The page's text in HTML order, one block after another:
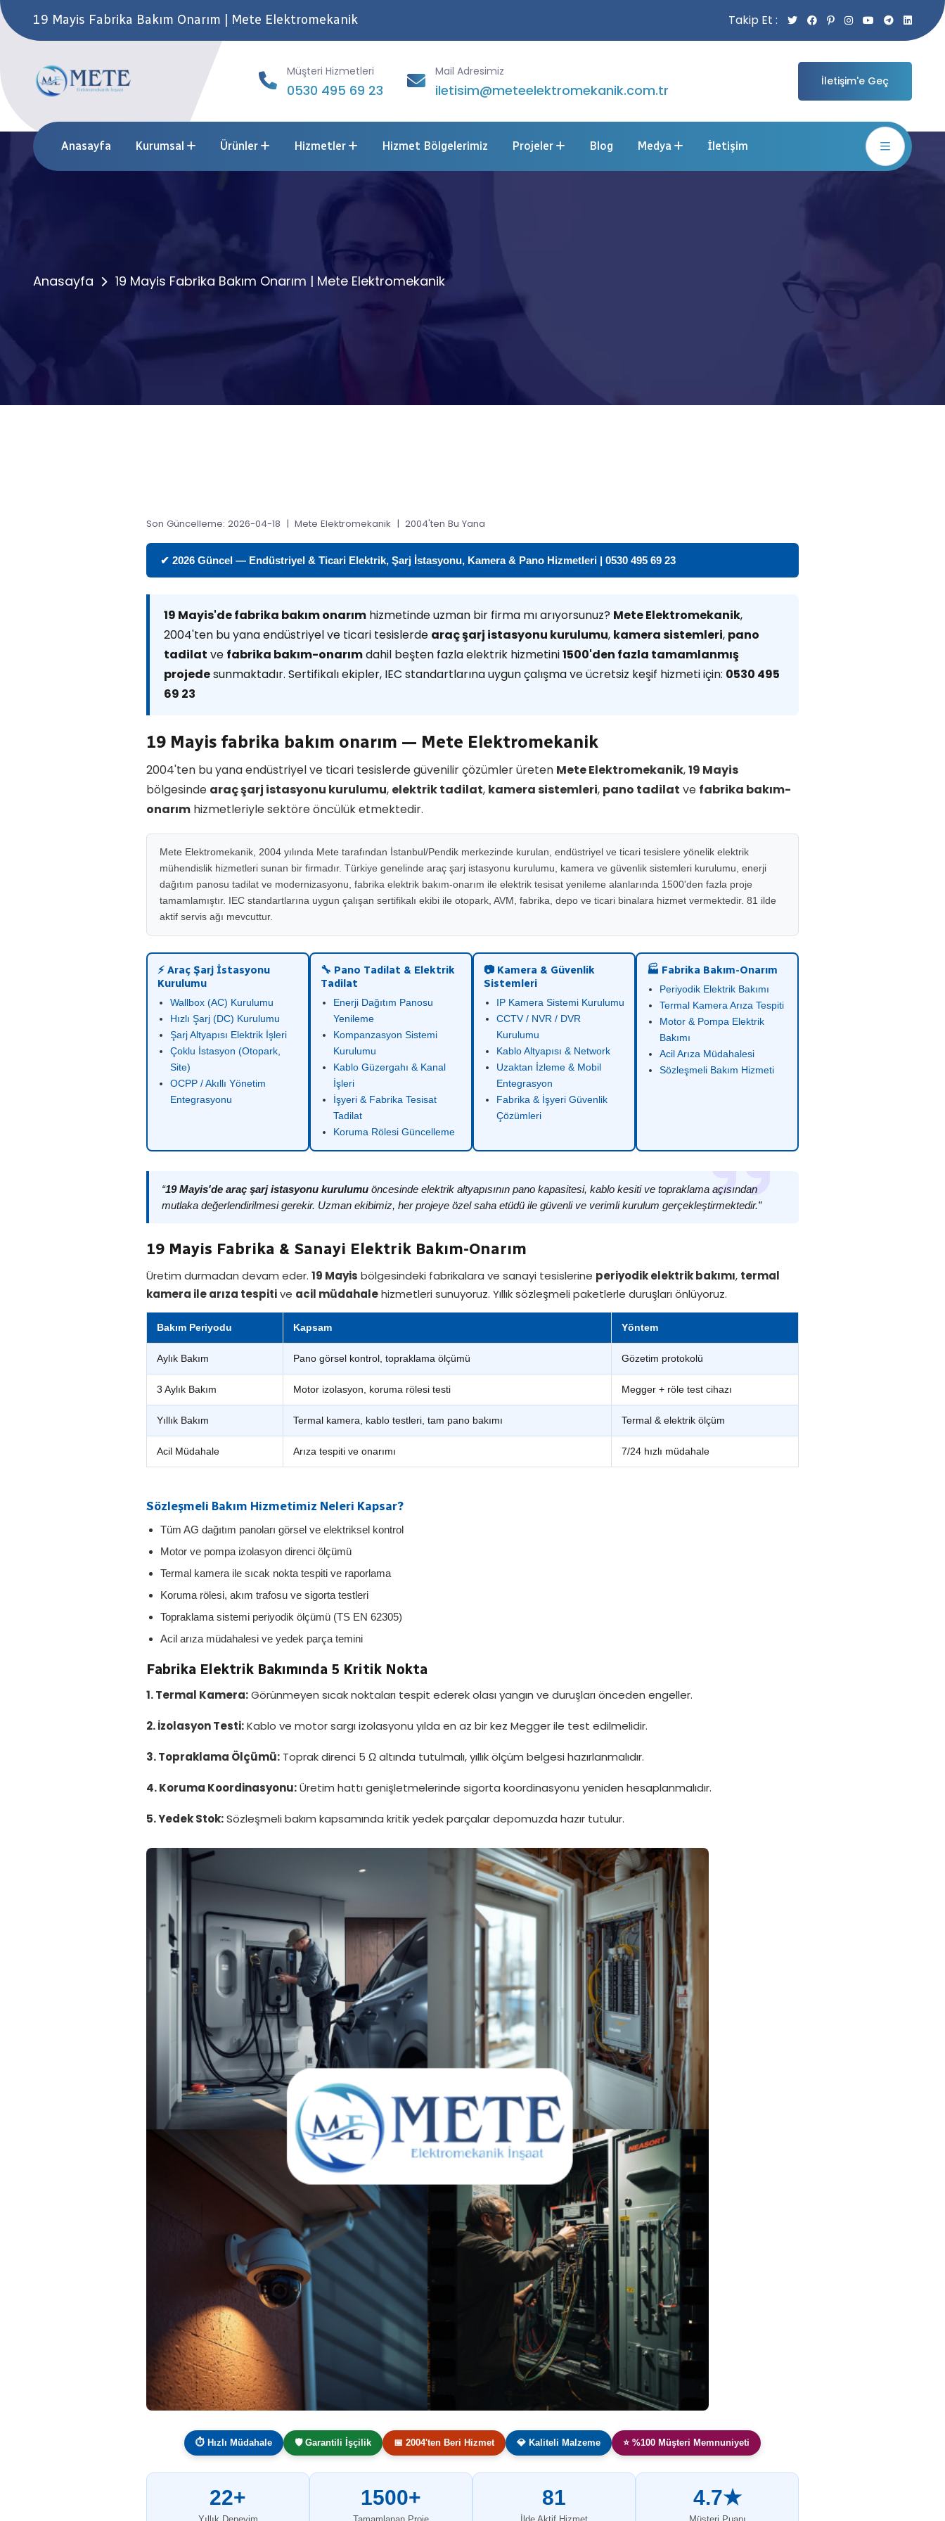
19 Mayis Fabrika Bakım Onarım | Mete Elektromekanik Takip Et :
Müşteri Hizmetleri
0530 495 69 23
Mail Adresimiz
iletisim@meteelektromekanik.com.tr
İletişim'e Geç
Anasayfa Kurumsal Ürünler Hizmetler Hizmet Bölgelerimiz Projeler Blog Medya İletişim
Anasayfa 19 Mayis Fabrika Bakım Onarım | Mete Elektromekanik
Son Güncelleme: 2026-04-18 | Mete Elektromekanik | 2004'ten Bu Yana
✔ 2026 Güncel — Endüstriyel & Ticari Elektrik, Şarj İstasyonu, Kamera & Pano Hizmetleri | 0530 495 69 23
19 Mayis'de fabrika bakım onarım hizmetinde uzman bir firma mı arıyorsunuz? Mete Elektromekanik,
2004'ten bu yana endüstriyel ve ticari tesislerde araç şarj istasyonu kurulumu, kamera sistemleri, pano
tadilat ve fabrika bakım-onarımdahil beşten fazla elektrik hizmetini1500'den fazla tamamlanmış
projedesunmaktadır. Sertifikalı ekipler, IEC standartlarına uygun çalışma ve ücretsiz keşif hizmeti için: 0530 495
69 23
19 Mayis fabrika bakım onarım — Mete Elektromekanik
2004'ten bu yana endüstriyel ve ticari tesislerde güvenilir çözümler üreten Mete Elektromekanik,19 Mayis
bölgesinde araç şarj istasyonu kurulumu, elektrik tadilat, kamera sistemleri, pano tadilat ve fabrika bakım-
onarım hizmetleriyle sektöre öncülük etmektedir.
Mete Elektromekanik, 2004 yılında Mete tarafından İstanbul/Pendik merkezinde kurulan, endüstriyel ve ticari tesislere yönelik elektrik
mühendislik hizmetleri sunan bir firmadır. Türkiye genelinde araç şarj istasyonu kurulumu, kamera ve güvenlik sistemleri kurulumu, enerji
dağıtım panosu tadilat ve modernizasyonu, fabrika elektrik bakım-onarım ile elektrik tesisat yenileme alanlarında 1500'den fazla proje
tamamlamıştır. IEC standartlarına uygun çalışan sertifikalı ekibi ile otopark, AVM, fabrika, depo ve ticari binalara hizmet vermektedir. 81 ilde
aktif servis ağı mevcuttur.
⚡ Araç Şarj İstasyonu
Kurulumu
Wallbox (AC) Kurulumu
Hızlı Şarj (DC) Kurulumu
Şarj Altyapısı Elektrik İşleri
Çoklu İstasyon (Otopark,
Site)
OCPP / Akıllı Yönetim
Entegrasyonu
🔧 Pano Tadilat & Elektrik
Tadilat
Enerji Dağıtım Panosu
Yenileme
Kompanzasyon Sistemi
Kurulumu
Kablo Güzergahı & Kanal
İşleri
İşyeri & Fabrika Tesisat
Tadilat
Koruma Rölesi Güncelleme
📷 Kamera & Güvenlik
Sistemleri
IP Kamera Sistemi Kurulumu
CCTV / NVR / DVR
Kurulumu
Kablo Altyapısı & Network
Uzaktan İzleme & Mobil
Entegrasyon
Fabrika & İşyeri Güvenlik
Çözümleri
🏭 Fabrika Bakım-Onarım
Periyodik Elektrik Bakımı
Termal Kamera Arıza Tespiti
Motor & Pompa Elektrik
Bakımı
Acil Arıza Müdahalesi
Sözleşmeli Bakım Hizmeti
“19 Mayis'de araç şarj istasyonu kurulumu öncesinde elektrik altyapısının pano kapasitesi, kablo kesiti ve topraklama açısından
mutlaka değerlendirilmesi gerekir. Uzman ekibimiz, her projeye özel saha etüdü ile güvenli ve verimli kurulum gerçekleştirmektedir.”
19 Mayis Fabrika & Sanayi Elektrik Bakım-Onarım
Üretim durmadan devam eder. 19 Mayis bölgesindeki fabrikalara ve sanayi tesislerine periyodik elektrik bakımı, termal
kamera ile arıza tespitive acil müdahalehizmetleri sunuyoruz. Yıllık sözleşmeli paketlerle duruşları önlüyoruz.
Bakım Periyodu Kapsam Yöntem
Aylık Bakım Pano görsel kontrol, topraklama ölçümü Gözetim protokolü
3 Aylık Bakım Motor izolasyon, koruma rölesi testi Megger + röle test cihazı
Yıllık Bakım Termal kamera, kablo testleri, tam pano bakımı Termal & elektrik ölçüm
Acil Müdahale Arıza tespiti ve onarımı 7/24 hızlı müdahale
Sözleşmeli Bakım Hizmetimiz Neleri Kapsar?
Tüm AG dağıtım panoları görsel ve elektriksel kontrol
Motor ve pompa izolasyon direnci ölçümü
Termal kamera ile sıcak nokta tespiti ve raporlama
Koruma rölesi, akım trafosu ve sigorta testleri
Topraklama sistemi periyodik ölçümü (TS EN 62305)
Acil arıza müdahalesi ve yedek parça temini
Fabrika Elektrik Bakımında 5 Kritik Nokta
1. Termal Kamera:Görünmeyen sıcak noktaları tespit ederek olası yangın ve duruşları önceden engeller.
2. İzolasyon Testi:Kablo ve motor sargı izolasyonu yılda en az bir kez Megger ile test edilmelidir.
3. Topraklama Ölçümü: Toprak direnci 5 Ω altında tutulmalı, yıllık ölçüm belgesi hazırlanmalıdır.
4. Koruma Koordinasyonu:Üretim hattı genişletmelerinde sigorta koordinasyonu yeniden hesaplanmalıdır.
5. Yedek Stok:Sözleşmeli bakım kapsamında kritik yedek parçalar depomuzda hazır tutulur.
⏱ Hızlı Müdahale 🛡️ Garantili İşçilik 📅 2004'ten Beri Hizmet 💎 Kaliteli Malzeme ⭐ %100 Müşteri Memnuniyeti
22+ 1500+ 81 4.7★